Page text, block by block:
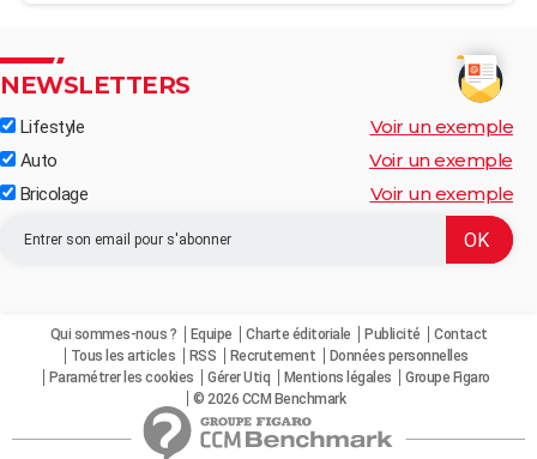
NEWSLETTERS
Lifestyle Voir un exemple
Auto Voir un exemple
Bricolage Voir un exemple
Qui sommes-nous ? Equipe Charte éditoriale Publicité
Contact
Tous les articles
RSS Recrutement
Données personnelles
Paramétrer les cookies
Gérer Utiq Mentions légales
Groupe Figaro
© 2026 CCM Benchmark